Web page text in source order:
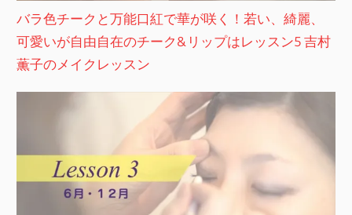
バラ色チークと万能口紅で華が咲く！若い、綺麗、
可愛いが自由自在のチーク&リップはレッスン5 吉村
薫子のメイクレッスン